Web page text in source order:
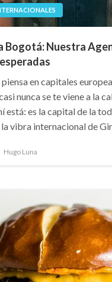
Bogotá: Nuestra
en capitales
nunca se te viene a la
está: es la capital de la
vibra internacional de
Hugo Luna